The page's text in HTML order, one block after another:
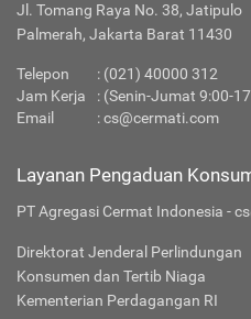
Jl. Tomang Raya No. 38, Jatipulo
Palmerah, Jakarta Barat 11430
Telepon : (021) 40000 312
Jam Kerja
: (Senin-Jumat 9:00-
Email
:cs@cermati.com
Layanan Pengaduan
PT Agregasi Cermat Indonesia -
Direktorat Jenderal Perlindungan
Konsumen dan Tertib Niaga
Kementerian Perdagangan RI